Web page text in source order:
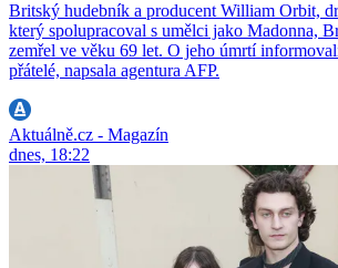
Britský hudebník a producent William Orbit,
který spolupracoval s umělci jako Madonna,
zemřel ve věku 69 let. O jeho úmrtí
přátelé, napsala agentura AFP.
Aktuálně.cz - Magazín
dnes, 18:22